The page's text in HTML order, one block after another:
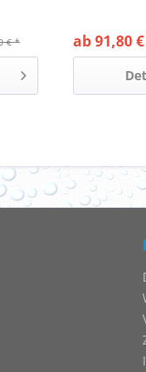
€ * ab 91,80